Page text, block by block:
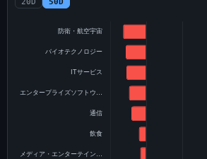
20D 50D